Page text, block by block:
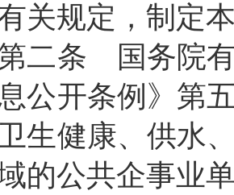
关规定，制定
条 国务院有
公开条例》第
生健康、供水
的公共企事业